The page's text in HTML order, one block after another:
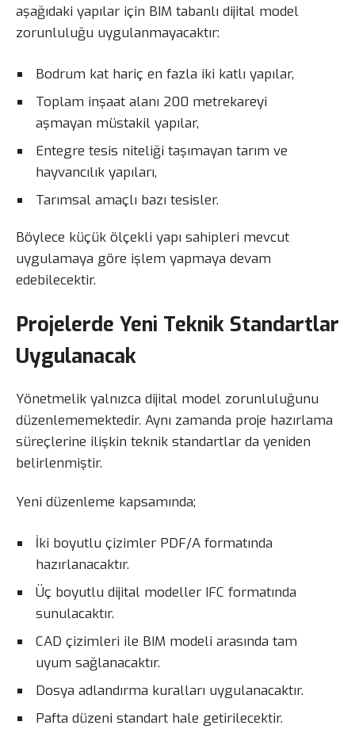
aşağıdaki yapılar için BIM tabanlı dijital model
zorunluluğu uygulanmayacaktır:
Bodrum kat hariç en fazla iki katlı yapılar,
Toplam inşaat alanı 200 metrekareyi
aşmayan müstakil yapılar,
Entegre tesis niteliği taşımayan tarım ve
hayvancılık yapıları,
Tarımsal amaçlı bazı tesisler.
Böylece küçük ölçekli yapı sahipleri mevcut
uygulamaya göre işlem yapmaya devam
edebilecektir.
Projelerde Yeni Teknik Standartlar
Uygulanacak
Yönetmelik yalnızca dijital model zorunluluğunu
düzenlememektedir. Aynı zamanda proje hazırlama
süreçlerine ilişkin teknik standartlar da yeniden
belirlenmiştir.
Yeni düzenleme kapsamında;
İki boyutlu çizimler PDF/A formatında
hazırlanacaktır.
Üç boyutlu dijital modeller IFC formatında
sunulacaktır.
CAD çizimleri ile BIM modeli arasında tam
uyum sağlanacaktır.
Dosya adlandırma kuralları uygulanacaktır.
Pafta düzeni standart hale getirilecektir.